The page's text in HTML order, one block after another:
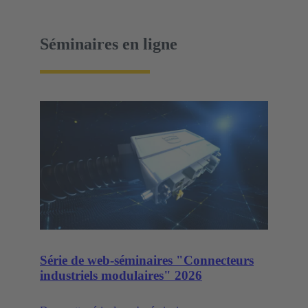
Séminaires en ligne
Série de web-séminaires "Connecteurs
industriels modulaires" 2026